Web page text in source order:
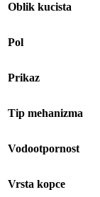
Oblik kucista
Pol
Prikaz
Tip mehanizma
Vodootpornost
Vrsta kopce